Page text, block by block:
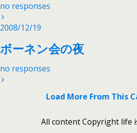
no responses
2008/12/19
ボーネン会の夜
no responses
Load More From This
All content Copyright life